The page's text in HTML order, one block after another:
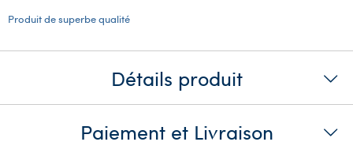
Produit de superbe qualité
Détails produit
Paiement et Livraison